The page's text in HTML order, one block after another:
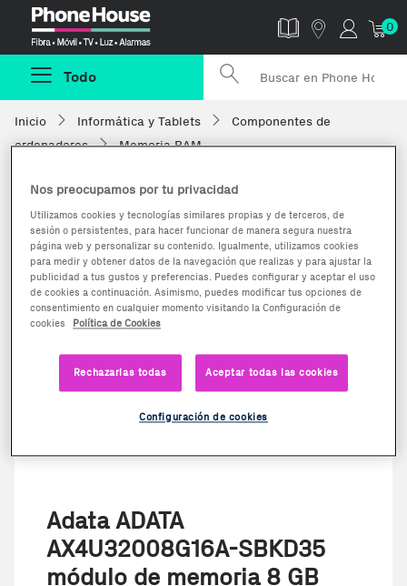
0
Todo
Inicio Informática y Tablets
Componentes de
ordenadores
Memoria RAM
Adata ADATA
AX4U32008G16A-SBKD35
módulo de memoria 8 GB
Nos preocupamos por tu privacidad
Utilizamos cookies y tecnologías similares propias y de terceros, de
sesión o persistentes, para hacer funcionar de manera segura nuestra
página web y personalizar su contenido. Igualmente, utilizamos cookies
para medir y obtener datos de la navegación que realizas y para ajustar la
publicidad a tus gustos y preferencias. Puedes configurar y aceptar el uso
de cookies a continuación. Asimismo, puedes modificar tus opciones de
consentimiento en cualquier momento visitando la Configuración de
cookies
Política de Cookies
Rechazarlas todas Aceptar todas las cookies
Configuración de cookies